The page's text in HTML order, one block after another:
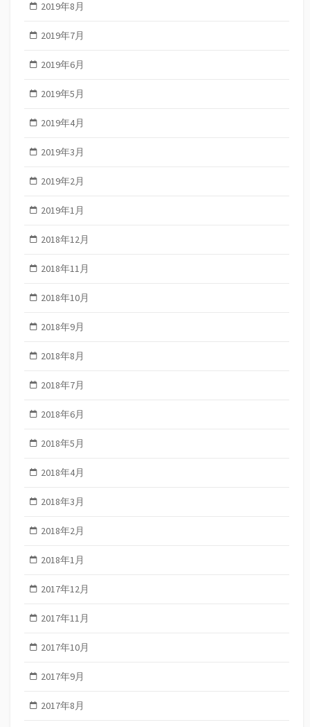
2019年8月
2019年7月
2019年6月
2019年5月
2019年4月
2019年3月
2019年2月
2019年1月
2018年12月
2018年11月
2018年10月
2018年9月
2018年8月
2018年7月
2018年6月
2018年5月
2018年4月
2018年3月
2018年2月
2018年1月
2017年12月
2017年11月
2017年10月
2017年9月
2017年8月